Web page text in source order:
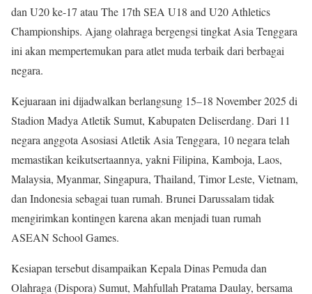
dan U20 ke-17 atau The 17th SEA U18 and U20 Athletics
Championships. Ajang olahraga bergengsi tingkat Asia Tenggara
ini akan mempertemukan para atlet muda terbaik dari berbagai
negara.
Kejuaraan ini dijadwalkan berlangsung 15–18 November 2025 di
Stadion Madya Atletik Sumut, Kabupaten Deliserdang. Dari 11
negara anggota Asosiasi Atletik Asia Tenggara, 10 negara telah
memastikan keikutsertaannya, yakni Filipina, Kamboja, Laos,
Malaysia, Myanmar, Singapura, Thailand, Timor Leste, Vietnam,
dan Indonesia sebagai tuan rumah. Brunei Darussalam tidak
mengirimkan kontingen karena akan menjadi tuan rumah
ASEAN School Games.
Kesiapan tersebut disampaikan Kepala Dinas Pemuda dan
Olahraga (Dispora) Sumut, Mahfullah Pratama Daulay, bersama